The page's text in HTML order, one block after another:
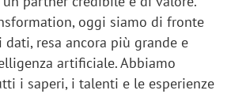
oggi siamo di fronte
resa ancora più grande e
artificiale. Abbiamo
i saperi, i talenti e le esperienze